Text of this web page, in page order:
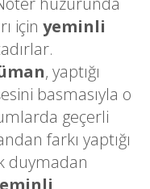
için yeminli
, yaptığı
basmasıyla o
geçerli
farkı yaptığı
duymadan